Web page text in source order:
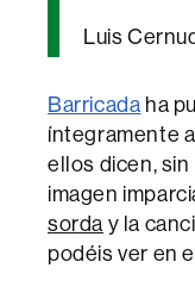
Luis
Barricada ha
íntegramente
ellos dicen,
imagen
sorda y la
podéis ver en